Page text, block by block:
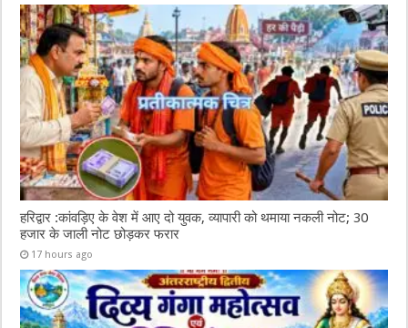
हरिद्वार :कांवड़िए के वेश में आए दो युवक, व्यापारी को थमाया नकली नोट; 30
हजार के जाली नोट छोड़कर फरार
17 hours ago